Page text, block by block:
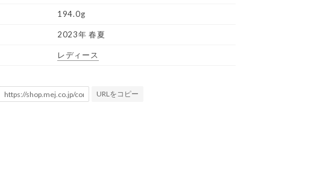
194.0g
2023年 春夏
レディース
URLをコピー